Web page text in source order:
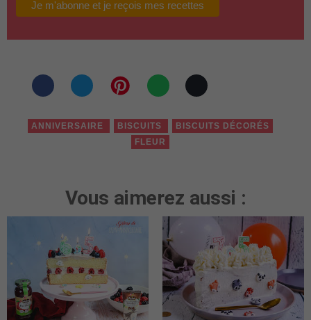
ANNIVERSAIRE BISCUITS
BISCUITS DÉCORÉS
FLEUR
Vous aimerez aussi :